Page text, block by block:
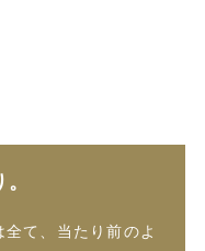
て、当たり前のよ